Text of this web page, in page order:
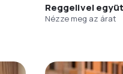
Reggelivel
Nézze meg az árat